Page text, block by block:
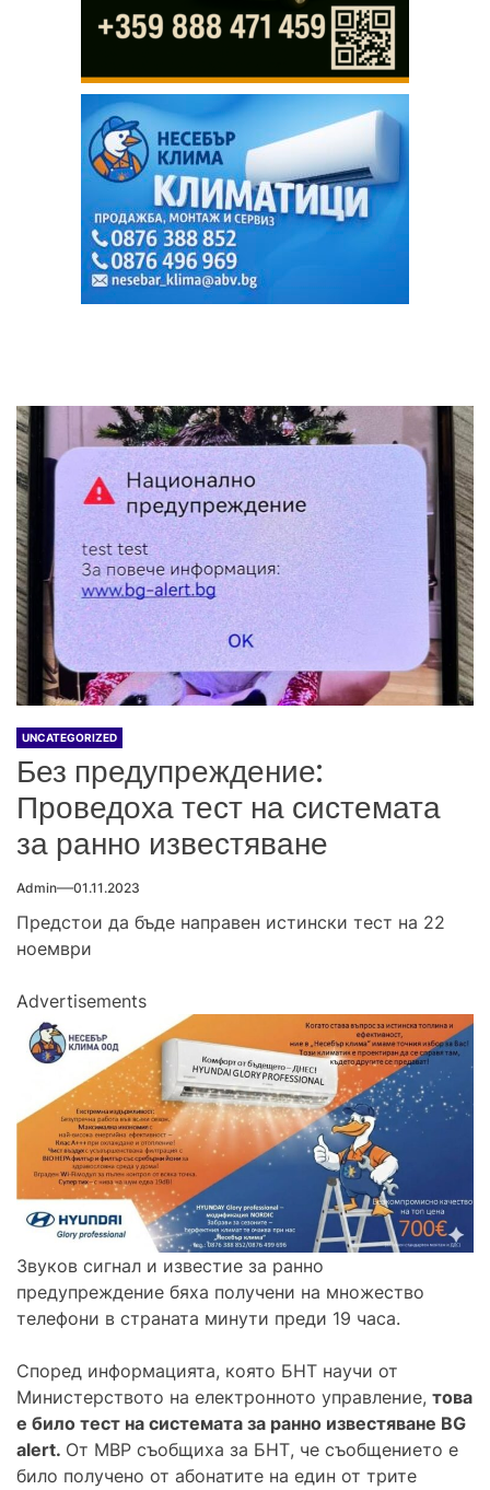
UNCATEGORIZED
Без предупреждение:
Проведоха тест на системата
за ранно известяване
Admin 01.11.2023
Предстои да бъде направен истински тест на 22
ноември
Advertisements
Звуков сигнал и известие за ранно
предупреждение бяха получени на множество
телефони в страната минути преди 19 часа.
Според информацията, която БНТ научи от
Министерството на електронното управление, това
е било тест на системата за ранно известяване BG
alert. От МВР съобщиха за БНТ, че съобщението е
било получено от абонатите на един от трите